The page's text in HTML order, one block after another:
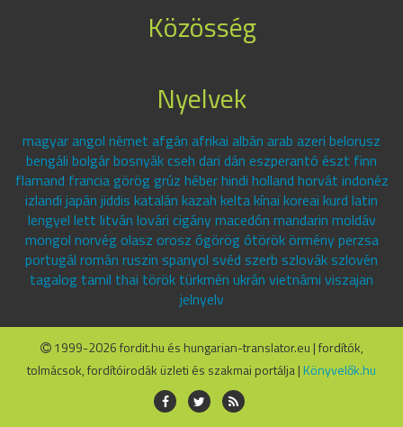
Közösség
Nyelvek
magyar angol német afgán afrikai albán arab azeri belorusz
bengáli bolgár bosnyák cseh dari dán eszperantó észt finn
flamand francia görög grúz héber hindi holland horvát indonéz
izlandi japán jiddis katalán kazah kelta kínai koreai kurd latin
lengyel lett litván lovári cigány macedón mandarin moldáv
mongol norvég olasz orosz ógörög ótörök örmény perzsa
portugál román ruszin spanyol svéd szerb szlovák szlovén
tagalog tamil thai török türkmén ukrán vietnámi viszajan
jelnyelv
1999-2026 fordit.hu és hungarian-translator.eu | fordítók,
tolmácsok, fordítóirodák üzleti és szakmai portálja | Könyvelők.hu